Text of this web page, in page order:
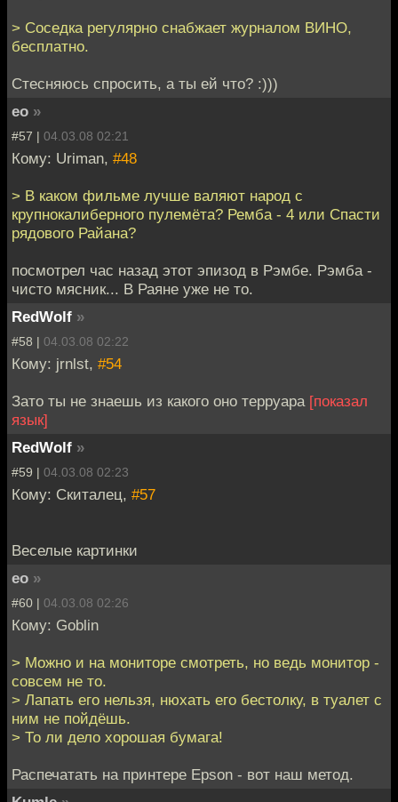
> Соседка регулярно снабжает журналом ВИНО,
бесплатно.
Стесняюсь спросить, а ты ей что? :)))
eo »
#57 | 04.03.08 02:21
Кому: Uriman, #48
> В каком фильме лучше валяют народ с
крупнокалиберного пулемёта? Ремба - 4 или Спасти
рядового Райана?
посмотрел час назад этот эпизод в Рэмбе. Рэмба -
чисто мясник... В Раяне уже не то.
RedWolf »
#58 | 04.03.08 02:22
Кому: jrnlst, #54
Зато ты не знаешь из какого оно терруара [показал
язык]
RedWolf »
#59 | 04.03.08 02:23
Кому: Скиталец, #57
Веселые картинки
eo »
#60 | 04.03.08 02:26
Кому: Goblin
> Можно и на мониторе смотреть, но ведь монитор -
совсем не то.
> Лапать его нельзя, нюхать его бестолку, в туалет с
ним не пойдёшь.
> То ли дело хорошая бумага!
Распечатать на принтере Epson - вот наш метод.